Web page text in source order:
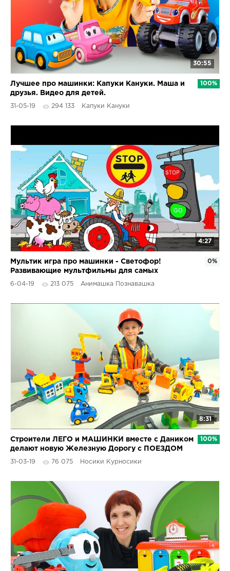
30:55
Лучшее про машинки: Капуки Кануки. Маша и
друзья. Видео для детей.
31-05-19 294 133 Капуки Кануки
100%
4:27
Мультик игра про машинки - Светофор!
Развивающие мультфильмы для самых
маленьких детей на русском
6-04-19 213 075 Анимашка Познавашка
0%
8:31
Строители ЛЕГО и МАШИНКИ вместе с Даником
делают новую Железную Дорогу с ПОЕЗДОМ
31-03-19 76 075 Носики Курносики
100%